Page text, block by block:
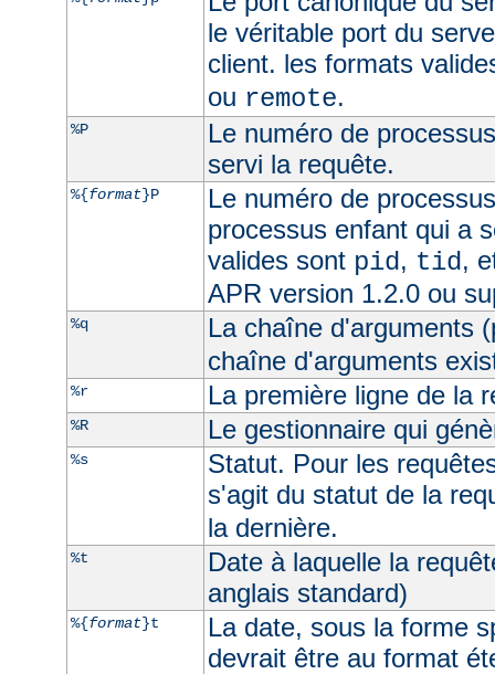
le véritable port du
client. les formats
ou remote.
%P
Le numéro de
servi la requête.
%{format}P
Le numéro de
processus enfant qui a
valides sont pid, tid,
APR version 1.2.0 ou
%q
La chaîne d'arguments
chaîne d'arguments
%r La première ligne de la
%R Le gestionnaire qui
%s
Statut. Pour les
s'agit du statut de la
la dernière.
%t
Date à laquelle la
anglais standard)
%{format}t
La date, sous la forme
devrait être au format